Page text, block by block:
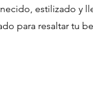
estilizado y
para resaltar tu